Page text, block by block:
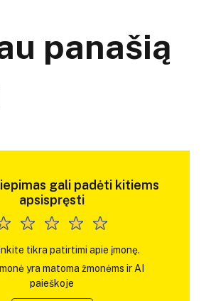
panašią
gali padėti kitiems
apsispręsti
tikra patirtimi apie įmonę.
yra matoma žmonėms ir AI
paieškoje